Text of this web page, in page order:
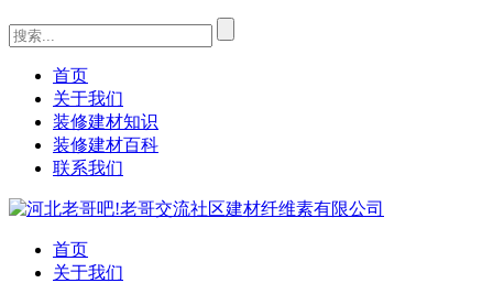
首页
关于我们
装修建材知识
装修建材百科
联系我们
首页
关于我们